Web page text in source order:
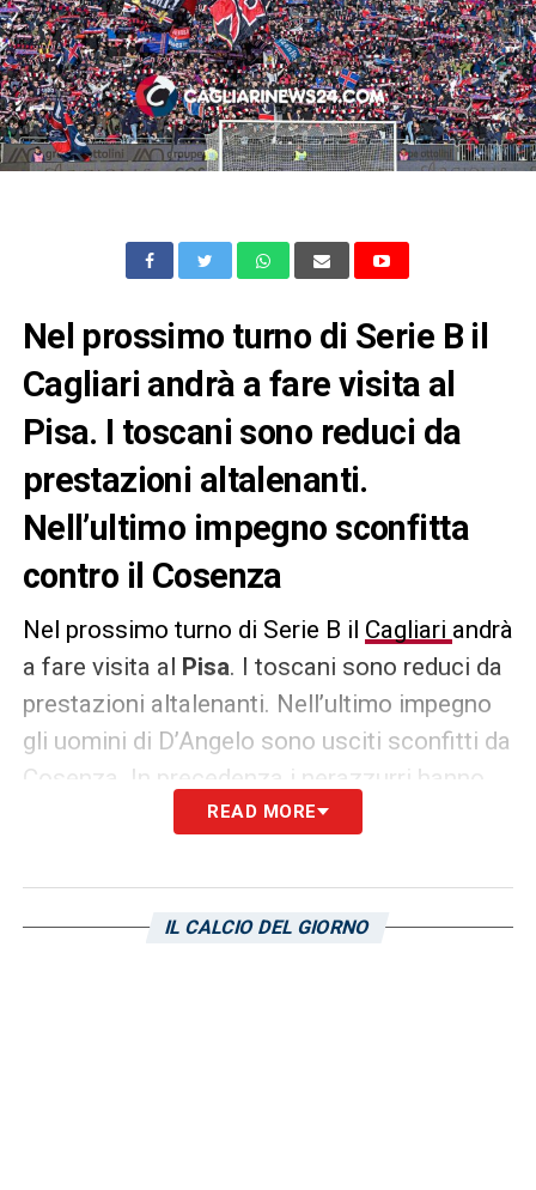
Nel prossimo turno di Serie B il
Cagliari andrà a fare visita al
Pisa. I toscani sono reduci da
prestazioni altalenanti.
Nell’ultimo impegno sconfitta
contro il Cosenza
Nel prossimo turno di Serie B il Cagliari andrà
a fare visita al Pisa. I toscani sono reduci da
prestazioni altalenanti. Nell’ultimo impegno
gli uomini di D’Angelo sono usciti sconfitti da
Cosenza. In precedenza i nerazzurri hanno
vinto contro il Benevento tra le mura amiche,
pareggiato al Romeo Anconetani contro i
siciliani del Palermo. I rossoblù di Claudio
READ MORE
IL CALCIO DEL GIORNO